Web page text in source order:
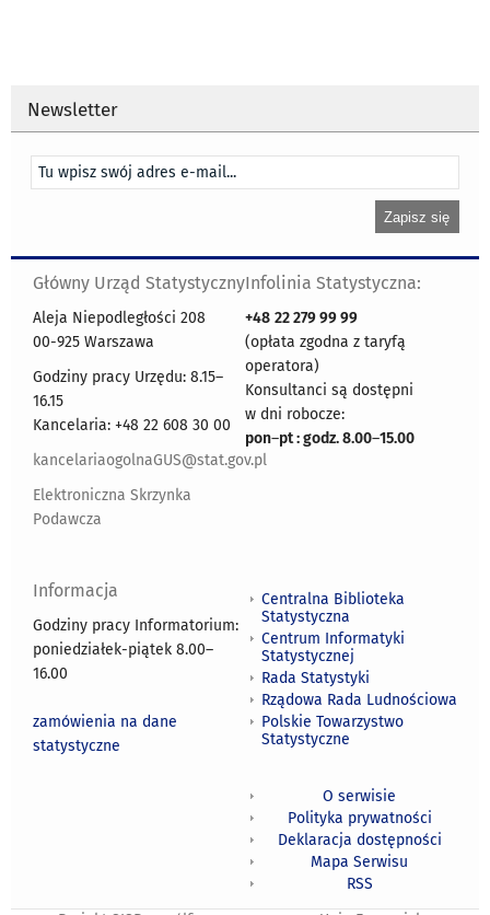
Newsletter
Główny Urząd Statystyczny
Aleja Niepodległości 208
00-925 Warszawa
Godziny pracy Urzędu: 8.15–
16.15
Kancelaria: +48 22 608 30 00
kancelariaogolnaGUS@stat.gov.pl
Elektroniczna Skrzynka
Podawcza
Infolinia Statystyczna:
+48 22 279 99 99
(opłata zgodna z taryfą
operatora)
Konsultanci są dostępni
w dni robocze:
pon–pt : godz. 8.00–15.00
Informacja
Godziny pracy Informatorium:
poniedziałek-piątek 8.00–
16.00
zamówienia na dane
statystyczne
Centralna Biblioteka
Statystyczna
Centrum Informatyki
Statystycznej
Rada Statystyki
Rządowa Rada Ludnościowa
Polskie Towarzystwo
Statystyczne
O serwisie
Polityka prywatności
Deklaracja dostępności
Mapa Serwisu
RSS